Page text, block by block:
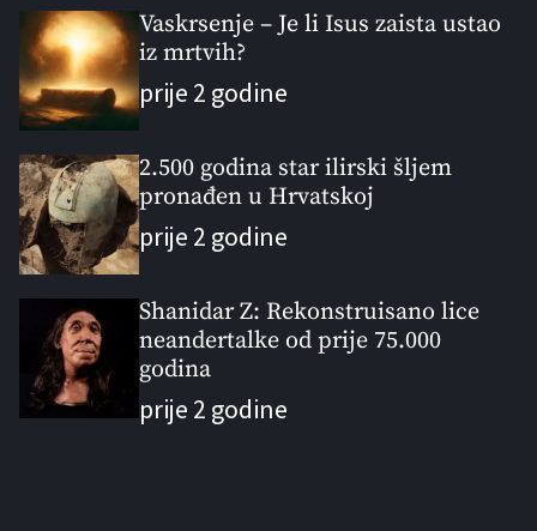
Vaskrsenje – Je li Isus zaista ustao
iz mrtvih?
prije 2 godine
2.500 godina star ilirski šljem
pronađen u Hrvatskoj
prije 2 godine
Shanidar Z: Rekonstruisano lice
neandertalke od prije 75.000
godina
prije 2 godine